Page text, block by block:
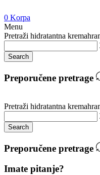
0 Korpa
Menu
Pretraži hidratantna krema
Search
Preporučene pretrage
Pretraži hidratantna krema
Search
Preporučene pretrage
Imate pitanje?